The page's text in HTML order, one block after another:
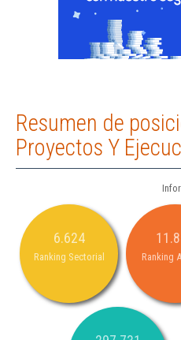
Resumen de
Proyectos Y
6.624
Ranking Sectorial Ranking